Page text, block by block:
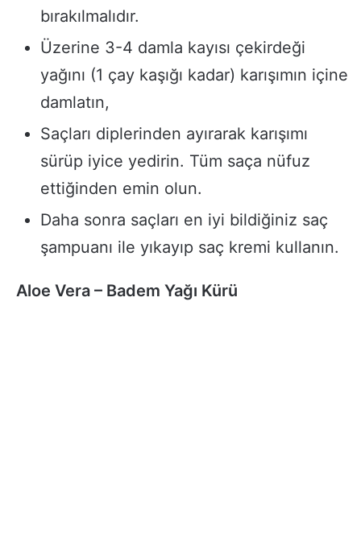
bırakılmalıdır.
Üzerine 3-4 damla kayısı çekirdeği
yağını (1 çay kaşığı kadar) karışımın içine
damlatın,
Saçları diplerinden ayırarak karışımı
sürüp iyice yedirin. Tüm saça nüfuz
ettiğinden emin olun.
Daha sonra saçları en iyi bildiğiniz saç
şampuanı ile yıkayıp saç kremi kullanın.
Aloe Vera – Badem Yağı Kürü